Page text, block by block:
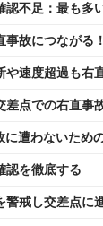
認不足：最も多
事故につながる！
や速度超過も右
差点での右直事
に遭わないため
認を徹底する
警戒し交差点に